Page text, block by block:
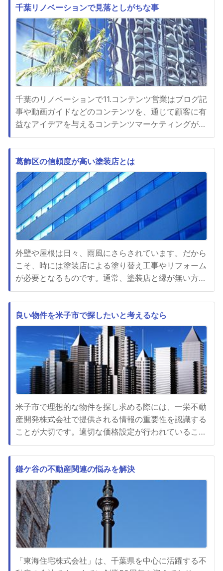
タッフを揃えています。高所作業である足場組立は、
作業員の安全を確保するために正確な知識と技術が必
要です。この会社のスタッ...
千葉リノベーションで見落としがちな事
千葉のリノベーションで11.コンテンツ営業はブログ記
事や動画ガイドなどのコンテンツを、通じて顧客に有
益なアイデアを与えるコンテンツマーケティングが有
効です。専門知識やノウハウを、共有することで顧客
の信頼を高めつつサービスへの関心を引き起こすこ
と、ができます。千葉のリノベーションで検索エンジ
ンでの可視性を高めるためにSEO（検索エンジン最適
化）手段を、行うこと...
葛飾区の信頼度が高い塗装店とは
外壁や屋根は日々、雨風にさらされています。だから
こそ、時には塗装店による塗り替え工事やリフォーム
が必要となるものです。通常、塗装店と縁が無い方は
どこに依頼すれば良いかわからないことがあります
が、葛飾区にある(株)Aceペイントなら安心して依頼
することが出来るでしょう。葛飾区の外壁補助金制度
についても詳しいため、費用などを相談することも可
能です。加えて、相談や...
良い物件を米子市で探したいと考えるなら
米子市で理想的な物件を探し求める際には、一栄不動
産開発株式会社で提供される情報の重要性を認識する
ことが大切です。適切な価格設定が行われているこち
らの会社を選ぶことで、満足のいく物件を見つけるこ
とができるのです。まず、適切な価格設定は不動産取
引において欠かせない要素です。専門家は地域の不動
産市場の動向や類似物件の価格を熟知しており、過剰
な値段設定や過小評価を避...
鎌ケ谷の不動産関連の悩みを解決
「東海住宅株式会社」は、千葉県を中心に活躍する不